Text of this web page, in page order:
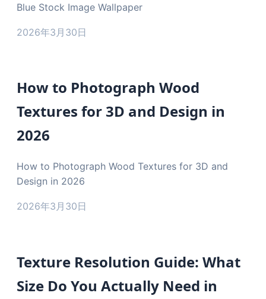
Blue Stock Image Wallpaper
2026年3月30日
How to Photograph Wood
Textures for 3D and Design in
2026
How to Photograph Wood Textures for 3D and
Design in 2026
2026年3月30日
Texture Resolution Guide: What
Size Do You Actually Need in